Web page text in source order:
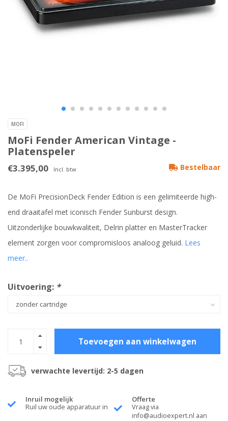
MOFI
MoFi Fender American Vintage -
Platenspeler
€3.395,00 Incl. btw Bestelbaar
De MoFi PrecisionDeck Fender Edition is een gelimiteerde high-
end draaitafel met iconisch Fender Sunburst design.
Uitzonderlijke bouwkwaliteit, Delrin platter en MasterTracker
element zorgen voor compromisloos analoog geluid. Lees
meer..
Uitvoering: *
Toevoegen aan winkelwagen
verwachte levertijd: 2-5 dagen
Inruil mogelijk
Ruil uw oude apparatuur in
Offerte
Vraag via
info@audioexpert.nl aan